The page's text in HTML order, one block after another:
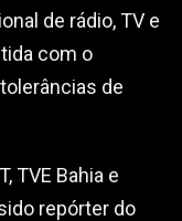
de rádio, TV e
com o
de
TVE Bahia e
repórter do